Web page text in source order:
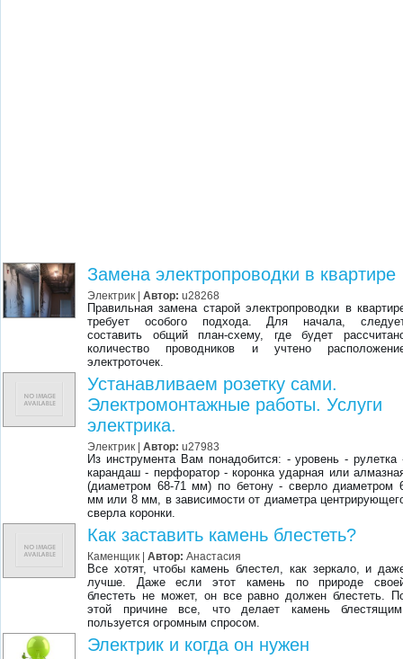
Замена электропроводки в квартире
Электрик |Автор: u28268
Правильная замена старой электропроводки в
требует особого подхода. Для начала,
составить общий план-схему, где будет
количество проводников и учтено
электроточек.
Устанавливаем розетку сами.
Электромонтажные работы. Услуги
электрика.
Электрик |Автор: u27983
Из инструмента Вам понадобится: - уровень - рулетка
карандаш - перфоратор - коронка ударная или
(диаметром 68-71 мм) по бетону - сверло диаметром
мм или 8 мм, в зависимости от диаметра
сверла коронки.
Как заставить камень блестеть?
Каменщик |Автор: Анастасия
Все хотят, чтобы камень блестел, как зеркало, и
лучше. Даже если этот камень по природе
блестеть не может, он все равно должен блестеть.
этой причине все, что делает камень
пользуется огромным спросом.
Электрик и когда он нужен